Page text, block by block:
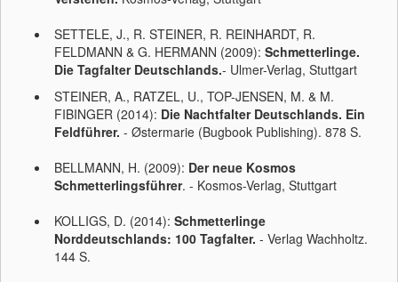
SETTELE, J., R. STEINER, R. REINHARDT, R.
FELDMANN & G. HERMANN (2009): Schmetterlinge.
Die Tagfalter Deutschlands.- Ulmer-Verlag, Stuttgart
STEINER, A., RATZEL, U., TOP-JENSEN, M. & M.
FIBINGER (2014): Die Nachtfalter Deutschlands. Ein
Feldführer. - Østermarie (Bugbook Publishing). 878 S.
BELLMANN, H. (2009): Der neue Kosmos
Schmetterlingsführer. - Kosmos-Verlag, Stuttgart
KOLLIGS, D. (2014): Schmetterlinge
Norddeutschlands: 100 Tagfalter. - Verlag Wachholtz.
144 S.